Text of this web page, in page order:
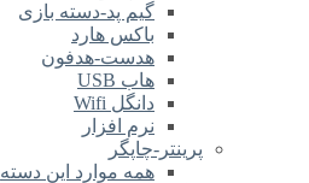
گیم پد-دسته بازی
باکس هارد
هدست-هدفون
هاب USB
دانگل Wifi
نرم افزار
پرینتر-چاپگر
همه موارد این دسته